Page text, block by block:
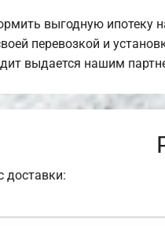
выгодную ипотеку
перевозкой и
выдается нашим
доставки: